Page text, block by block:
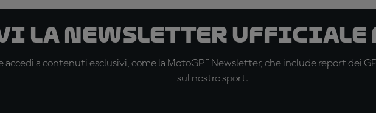
la newsletter ufficiale
accedi a contenuti esclusivi, come la MotoGP™ Newsletter, che include report dei
sul nostro sport.